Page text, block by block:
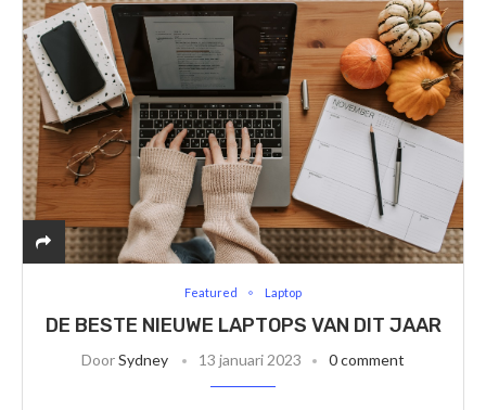
Featured Laptop
DE BESTE NIEUWE LAPTOPS VAN DIT JAAR
DoorSydney 13 januari 2023 0 comment